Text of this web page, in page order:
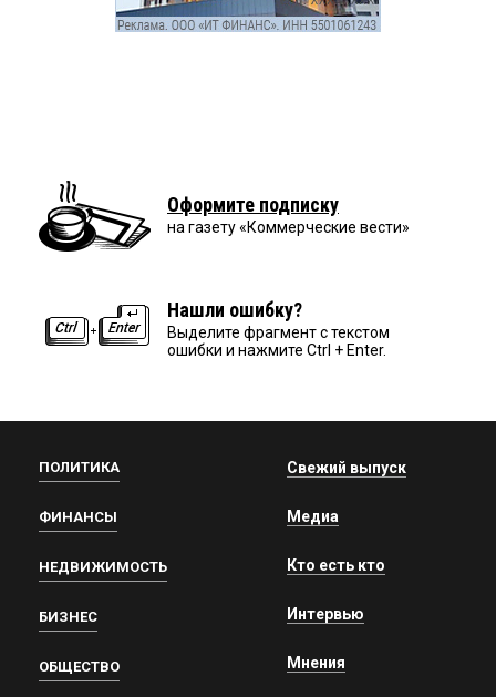
Оформите подписку
на газету «Коммерческие вести»
Нашли ошибку?
Выделите фрагмент с текстом
ошибки и нажмите Ctrl + Enter.
ПОЛИТИКА
ФИНАНСЫ
НЕДВИЖИМОСТЬ
БИЗНЕС
ОБЩЕСТВО
Свежий выпуск
Медиа
Кто есть кто
Интервью
Мнения